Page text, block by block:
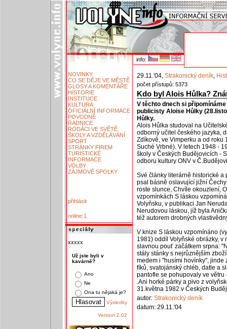
info:
NOVINKY
CO SE DĚJE VE MĚSTĚ
GLOSY A KOMENTÁŘE
HISTORIE
INSTITUCE
KULTURA
OFICIÁLNÍ INFORMACE
POVODNĚ
RADNICE
RODÁCI VE SVĚTĚ
ŠKOLY A VZDĚLÁVÁNÍ
SPORT
STRÁNKY FIREM
TURISTICKÉ
INFORMACE
VOLBY
ZÁJMOVÉ SPOLKY
přihlásit
online:1
xxxxx
Už jste byli v
kavárně?
Ano
Ne
Ona tu nějaká je?
Výsledky
Version 2.02
29.11.'04, Strakonický deník,
počet přístupů: 5373
Kdo byl Alois Hůlka?
V těchto dnech si
publicisty Aloise Hůlky
Hůlky.
Alois Hůlka studoval na
odborný učitel českého jazyka,
Zdíkově, ve Vimperku a od
Suché Vrbné). V letech 1948 -
školy v Českých Budějovicích -
odboru kultury ONV v
Své články literárně historické
psal básně oslavující jižní
roste slunce, Chvíle okouzlení,
vzpomínkách S láskou
Volyňsku, v publikaci Jan
Nerudovou láskou, jíž byla
též autorem drobných
V knize S láskou vzpomínáno
1981) oddíl Volyňské obrázky, v
slavnou pouť začátkem srpna:
stály stánky s nejrůznějším
medem i "husími hovínky", jinde
fíků, svatojánský chléb, datle a
pantofle se pohupovaly ve větru
.Ani horké párky a pivo z
31.května 1982 v Českých
autor: Strakonický deník
datum: 29.11.'04